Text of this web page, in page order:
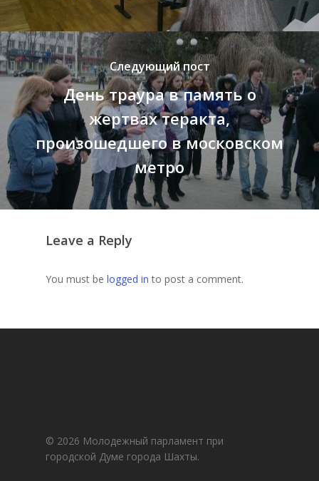
Следующий пост
День траура в память о
жертвах теракта,
произошедшего в московском
метро
Leave a Reply
You must be logged in to post a comment.
© 2026 Молодежный парламент при
городской Думе города Шахты.